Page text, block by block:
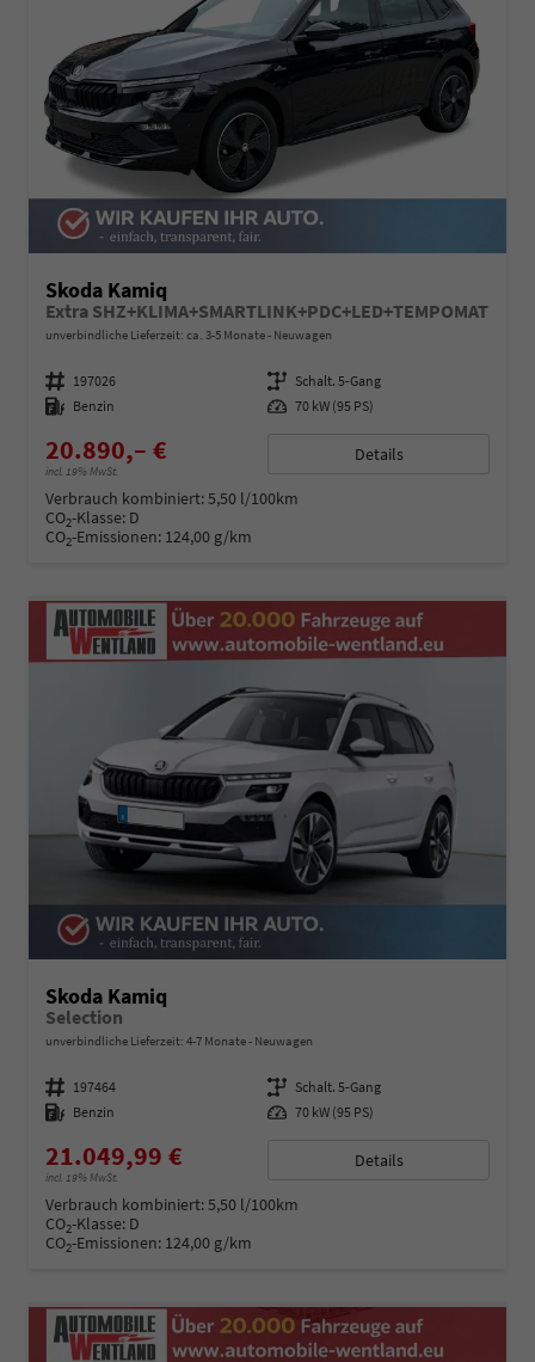
Skoda Kamiq
Extra SHZ+KLIMA+SMARTLINK+PDC+LED+TEMPOMAT
unverbindliche Lieferzeit: ca. 3-5 Monate Neuwagen
Fahrzeugnummer 197026 Getriebe Schalt. 5-Gang
Kraftstoff Benzin Leistung 70 kW (95 PS)
20.890,– €
incl. 19% MwSt.
Details
Verbrauch kombiniert:5,50 l/100km
CO2-Klasse: D
CO2-Emissionen: 124,00 g/km
Skoda Kamiq
Selection
unverbindliche Lieferzeit: 4-7 Monate Neuwagen
Fahrzeugnummer 197464 Getriebe Schalt. 5-Gang
Kraftstoff Benzin Leistung 70 kW (95 PS)
21.049,99 €
incl. 19% MwSt.
Details
Verbrauch kombiniert:5,50 l/100km
CO2-Klasse: D
CO2-Emissionen: 124,00 g/km